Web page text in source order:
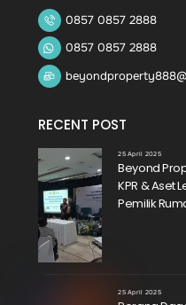
0857 0857 2888
0857 0857 2888
RECENT POST
25 April 2025
Beyond
KPR & Aset
Pemilik
25 April 2025